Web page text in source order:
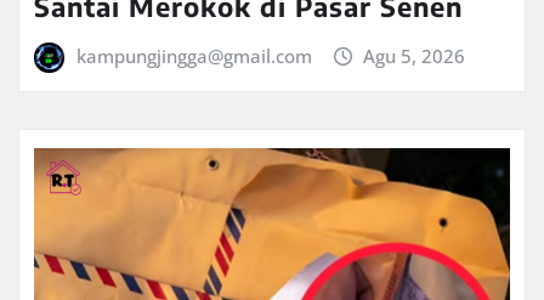
kampungjingga@gmail.com Agu 5, 2026